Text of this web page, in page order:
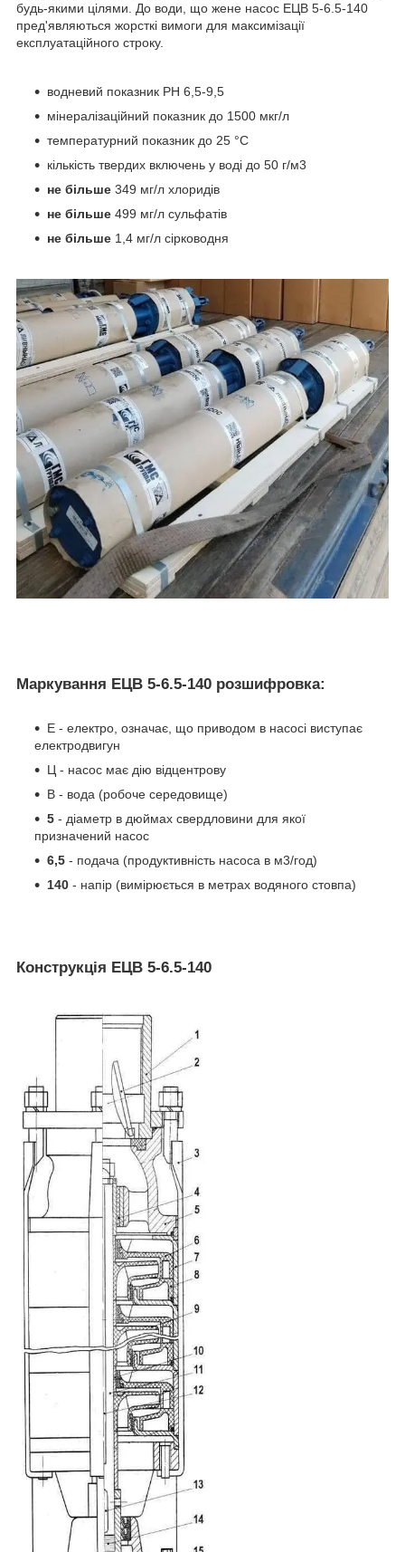
будь-якими цілями. До води, що жене насос ЕЦВ 5-6.5-140
пред'являються жорсткі вимоги для максимізації
експлуатаційного строку.
водневий показник PH 6,5-9,5
мінералізаційний показник до 1500 мкг/л
температурний показник до 25 °C
кількість твердих включень у воді до 50 г/м3
не більше 349 мг/л хлоридів
не більше 499 мг/л сульфатів
не більше 1,4 мг/л сірководня
Маркування ЕЦВ 5-6.5-140 розшифровка:
Е - електро, означає, що приводом в насосі виступає
електродвигун
Ц - насос має дію відцентрову
В - вода (робоче середовище)
5 - діаметр в дюймах свердловини для якої
призначений насос
6,5 - подача (продуктивність насоса в м3/год)
140 - напір (вимірюється в метрах водяного стовпа)
Конструкція ЕЦВ 5-6.5-140